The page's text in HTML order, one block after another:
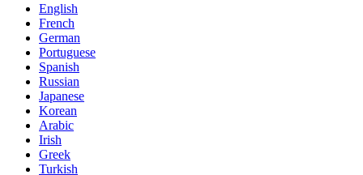
English
French
German
Portuguese
Spanish
Russian
Japanese
Korean
Arabic
Irish
Greek
Turkish